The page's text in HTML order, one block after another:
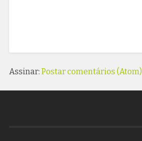
Assinar: Postar comentários (Atom)